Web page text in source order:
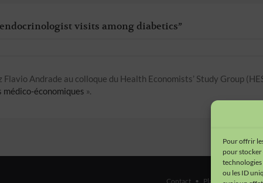
Pour offrir
pour stocker
technologies
ou les ID
visits among diabetics”
Andrade au colloque du Health Economists’ Study Group
médico-économiques ».
Contact • Plan du site •